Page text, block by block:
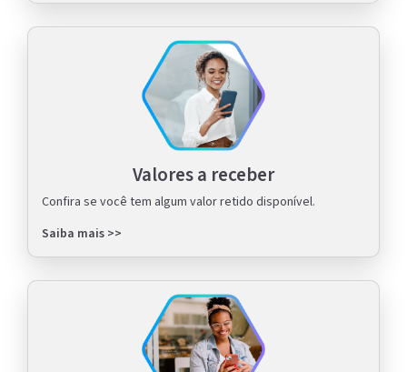
Valores a receber
Confira se você tem algum valor retido disponível.
Saiba mais >>